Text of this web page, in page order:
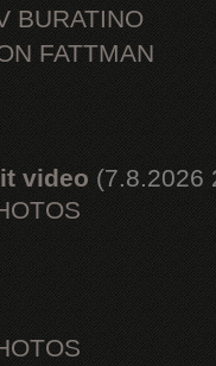
BURATINO
FATTMAN
video (7.8.2026